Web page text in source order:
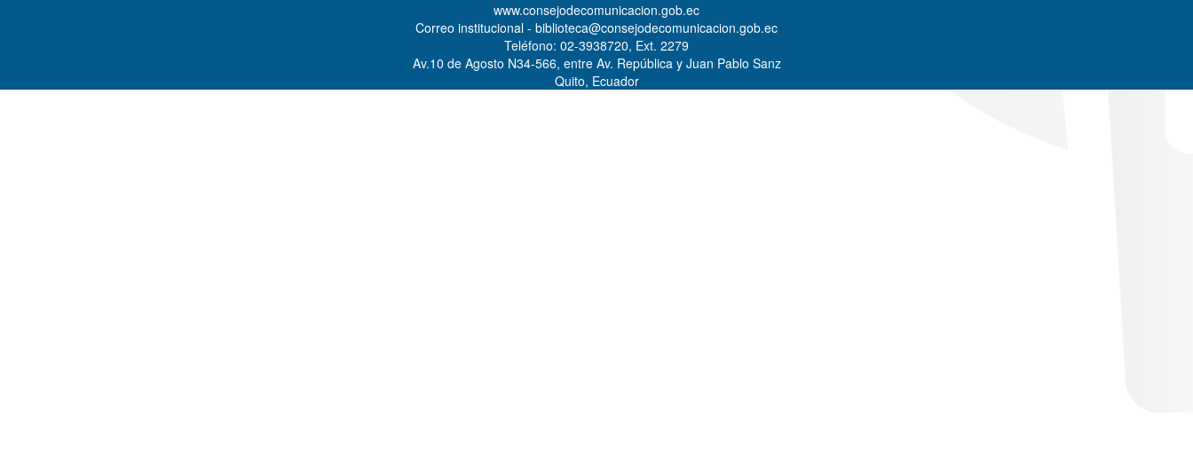
www.consejodecomunicacion.gob.ec
Correo institucional - biblioteca@consejodecomunicacion.gob.ec
Teléfono: 02-3938720, Ext. 2279
Av.10 de Agosto N34-566, entre Av. República y Juan Pablo Sanz
Quito, Ecuador